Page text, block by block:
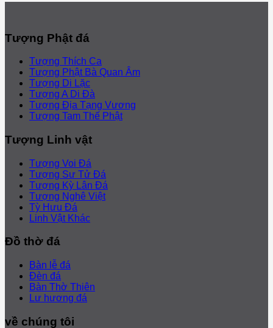
Tượng Phật đá
Tượng Thích Ca
Tượng Phật Bà Quan Âm
Tượng Di Lặc
Tượng A Di Đà
Tượng Địa Tạng Vương
Tượng Tam Thế Phật
Tượng Linh vật
Tượng Voi Đá
Tượng Sư Tử Đá
Tượng Kỳ Lân Đá
Tượng Nghê Việt
Tỳ Hưu Đá
Linh Vật Khác
Đồ thờ đá
Bàn lễ đá
Đèn đá
Bàn Thờ Thiên
Lư hương đá
về chúng tôi